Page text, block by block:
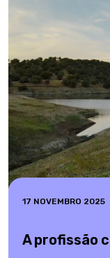
17 NOVEMBRO 2025
A profissão